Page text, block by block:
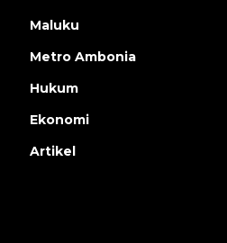
Maluku
Metro Ambonia
Hukum
Ekonomi
Artikel